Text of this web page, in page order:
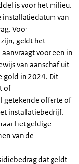
is voor het milieu.
installatiedatum van
Voor
geldt het
voor een in
van aanschaf uit
gold in 2024. Dit
of
getekende offerte of
installatiebedrijf.
het geldige
van de
dat geldt